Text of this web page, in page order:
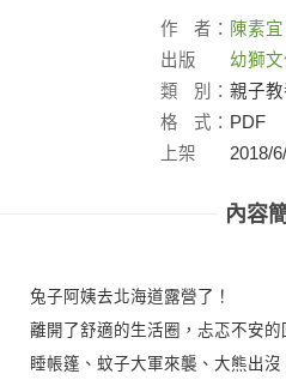
作 者： 陳素宜
出版
社：
幼獅
類
別： 親子教
格
式： PDF
上架
2018/
內容
兔子阿姨去北海道露營了！
離開了舒適的生活圈，忐忑不安
睡帳篷、蚊子大軍來襲、大熊出